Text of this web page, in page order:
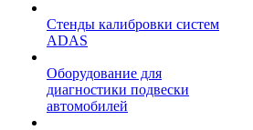
Стенды калибровки систем
ADAS
Оборудование для
диагностики подвески
автомобилей